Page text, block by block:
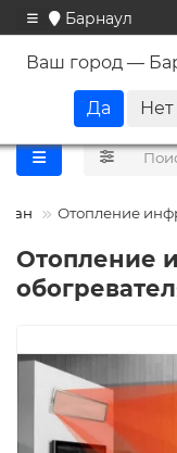
Барнаул
Ваш город —
Отопление
Отопление